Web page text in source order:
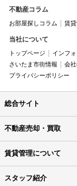
不動産コラム
お部屋探しコラム 賃
当社について
トップページ インフ
さいたま市街情報
会
プライバシーポリシー
総合サイト
不動産売却・買取
賃貸管理について
スタッフ紹介